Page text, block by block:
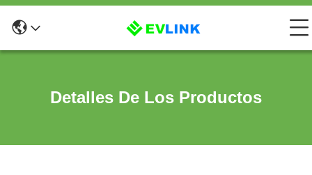
Detalles De Los Productos